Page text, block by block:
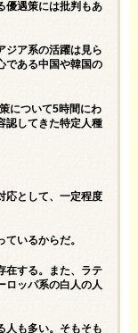
優遇策には批判もあ
ジア系の活躍は見ら
である中国や韓国の
について5時間にわ
認してきた特定人種
応として、一定程度
いるからだ。
在する。また、ラテ
ロッパ系の白人の人
人も多い。そもそも